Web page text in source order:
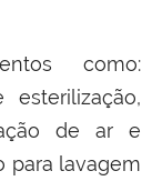
como:
de ar e
para lavagem